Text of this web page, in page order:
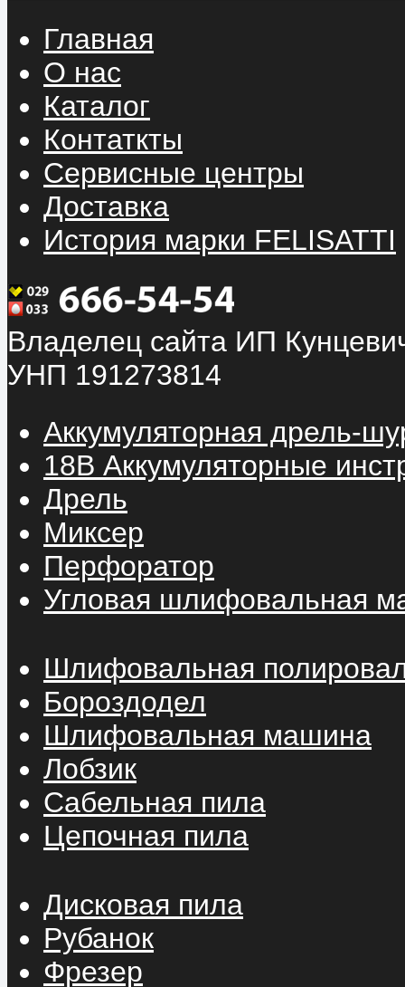
Главная
О нас
Каталог
Контаткты
Сервисные центры
Доставка
История марки FELISATTI
Владелец сайта ИП
УНП 191273814
Аккумуляторная дрель-
18В Аккумуляторные
Дрель
Миксер
Перфоратор
Угловая шлифовальная
Шлифовальная
Бороздодел
Шлифовальная машина
Лобзик
Сабельная пила
Цепочная пила
Дисковая пила
Рубанок
Фрезер